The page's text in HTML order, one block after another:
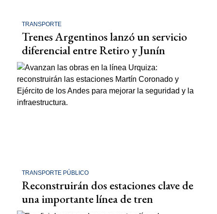
TRANSPORTE
Trenes Argentinos lanzó un servicio
diferencial entre Retiro y Junín
TRANSPORTE PÚBLICO
Reconstruirán dos estaciones clave de
una importante línea de tren